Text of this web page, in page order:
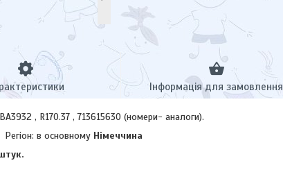
Інформація для замовлення
, R170.37 , 713615630 (номери- аналоги).
в основному Німеччина